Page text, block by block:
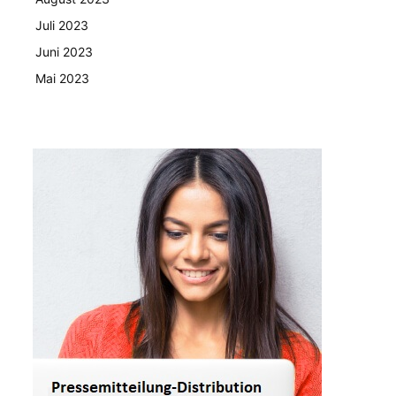
Juli 2023
Juni 2023
Mai 2023